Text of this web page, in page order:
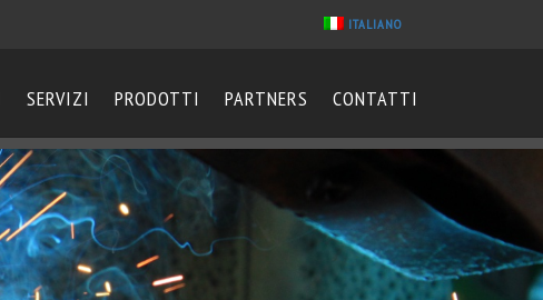
ITALIANO
SERVIZI PRODOTTI PARTNERS CONTATTI